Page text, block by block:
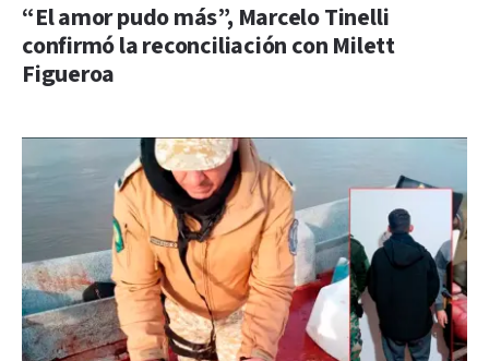
“El amor pudo más”, Marcelo Tinelli
confirmó la reconciliación con Milett
Figueroa